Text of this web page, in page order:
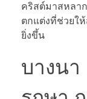
คริสต์มาสหลา
ตกแต่งที่ช่วยใ
ยิ่งขึ้น
บางน